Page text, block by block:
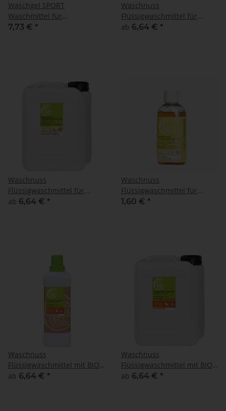
Waschgel SPORT
Waschmittel für
Sportbekleidung mit BIO-
7,73 € *
Waschnuss
Flüssigwaschmittel für
empfindliche Haut
ab 6,64 € *
Waschnuss
Flüssigwaschmittel für
empfindliche Haut
ab 6,64 € *
Waschnuss
Flüssigwaschmittel für
empfindliche Haut
1,60 € *
Waschnuss
Flüssigwaschmittel mit BIO
Orangenöl
ab 6,64 € *
Waschnuss
Flüssigwaschmittel mit BIO
Orangenöl
ab 6,64 € *